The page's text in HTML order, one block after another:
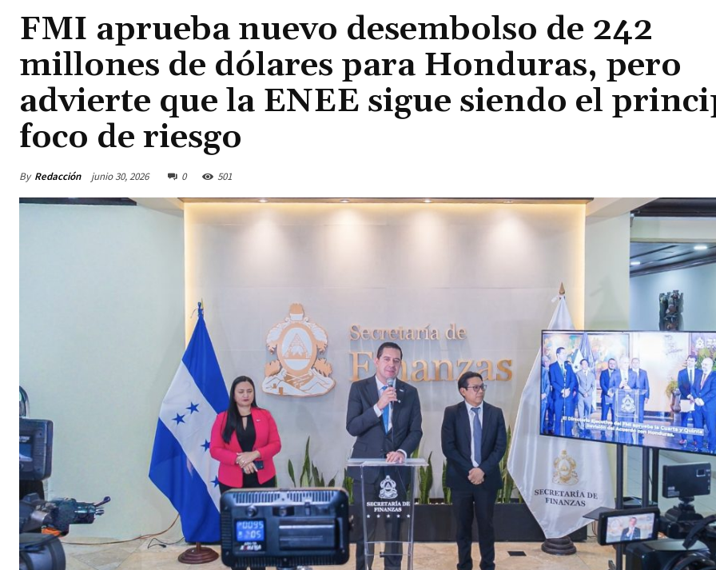
FMI aprueba nuevo desembolso de 242
millones de dólares para Honduras, pero
advierte que la ENEE sigue siendo el
foco de riesgo
By Redacción junio 30, 2026 0 501